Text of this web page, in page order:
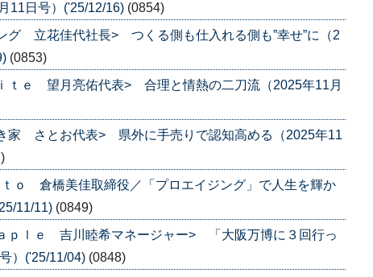
11日号）('25/12/16) (0854)
グ 立花佳代社長> つくる側も仕入れる側も”幸せ”に（2
(0853)
ｔｅ 望月亮佑代表> 合理と情熱の二刀流（2025年11月
家 さとお代表> 県外に手売りで認知高める（2025年11
ｔｏ 倉橋美佳取締役／「プロエイジング」で人生を輝か
11/11) (0849)
ｐｌｅ 吉川睦希マネージャー> 「大阪万博に３回行っ
）('25/11/04) (0848)